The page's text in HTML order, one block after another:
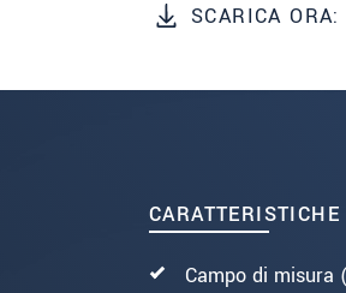
SCARICA
CARATTERISTICHE
Campo di
We treat your
INVIA